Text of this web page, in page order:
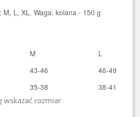
M, L, XL. Waga: kolana - 150 g
M
L
43-46
46-49
35-38
38-41
wskazać rozmiar